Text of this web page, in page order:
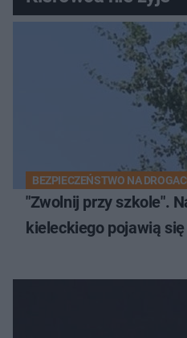
BEZPIECZEŃSTWO NA
"Zwolnij przy szkole".
kieleckiego pojawią